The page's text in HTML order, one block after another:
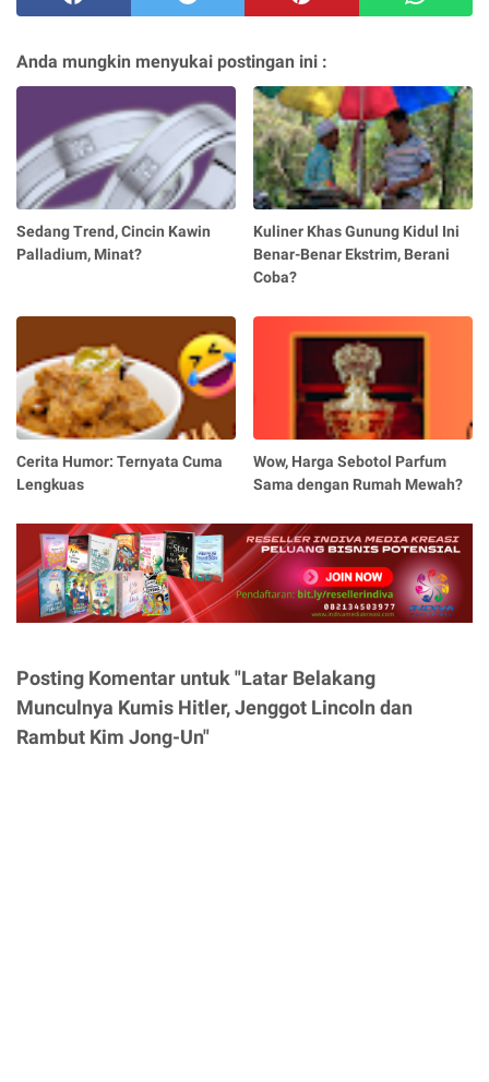
Anda mungkin menyukai postingan ini :
Sedang Trend, Cincin Kawin
Palladium, Minat?
Kuliner Khas Gunung Kidul Ini
Benar-Benar Ekstrim, Berani
Coba?
Cerita Humor: Ternyata Cuma
Lengkuas
Wow, Harga Sebotol Parfum
Sama dengan Rumah Mewah?
Posting Komentar untuk "Latar Belakang
Munculnya Kumis Hitler, Jenggot Lincoln dan
Rambut Kim Jong-Un"